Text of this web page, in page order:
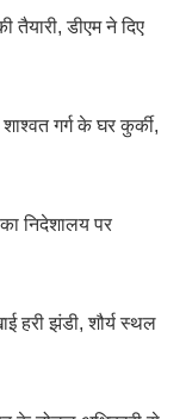
तैयारी, डीएम ने दिए
गर्ग के घर कुर्की,
निदेशालय पर
हरी झंडी, शौर्य स्थल